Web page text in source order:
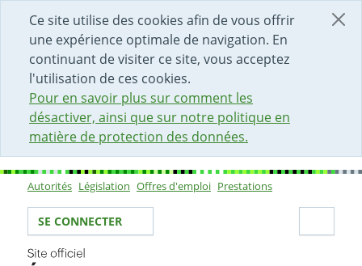
Ce site utilise des cookies afin de vous offrir
une expérience optimale de navigation. En
continuant de visiter ce site, vous acceptez
l'utilisation de ces cookies.
Pour en savoir plus sur comment les
désactiver, ainsi que sur notre politique en
matière de protection des données.
DÉBUT DU CONTENU DE LA PAGE
ACCÈS AU CHAMP DE RECHERCHE
PAGE D'ACCUEIL
FORMULAIRE DE CONTACT
Sous-navigation
Autorités Législation Offres d'emploi Prestations
Votre identité
SE CONNECTER